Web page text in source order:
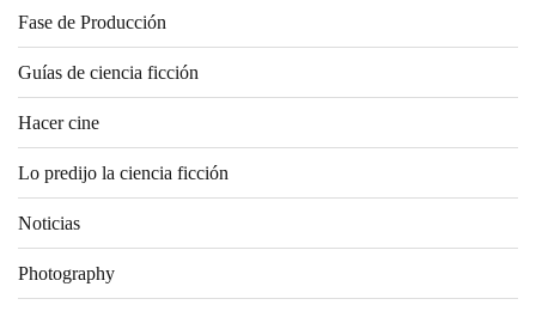
Fase de Producción
Guías de ciencia ficción
Hacer cine
Lo predijo la ciencia ficción
Noticias
Photography